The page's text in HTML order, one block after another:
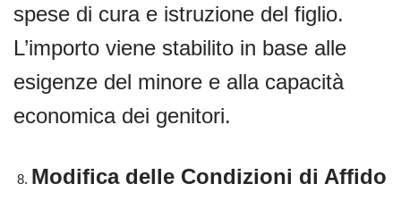
spese di cura e istruzione del figlio.
L’importo viene stabilito in base alle
esigenze del minore e alla capacità
economica dei genitori.
Modifica delle Condizioni di Affido